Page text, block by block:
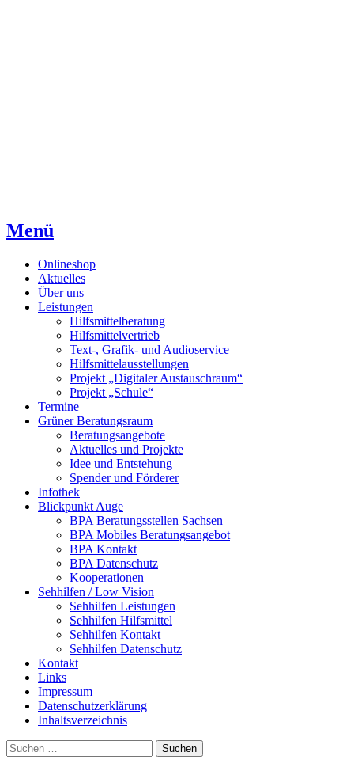
Menü
Onlineshop
Aktuelles
Über uns
Leistungen
Hilfsmittelberatung
Hilfsmittelvertrieb
Text-, Grafik- und Audioservice
Hilfsmittelausstellungen
Projekt „Digitaler Austauschraum“
Projekt „Schule“
Termine
Grüner Beratungsraum
Beratungsangebote
Aktuelles und Projekte
Idee und Entstehung
Spender und Förderer
Infothek
Blickpunkt Auge
BPA Beratungsstellen Sachsen
BPA Mobiles Beratungsangebot
BPA Kontakt
BPA Datenschutz
Kooperationen
Sehhilfen / Low Vision
Sehhilfen Leistungen
Sehhilfen Hilfsmittel
Sehhilfen Kontakt
Sehhilfen Datenschutz
Kontakt
Links
Impressum
Datenschutzerklärung
Inhaltsverzeichnis
Suche
Suchen
nach: